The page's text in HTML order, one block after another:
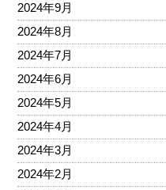
2024年9月
2024年8月
2024年7月
2024年6月
2024年5月
2024年4月
2024年3月
2024年2月